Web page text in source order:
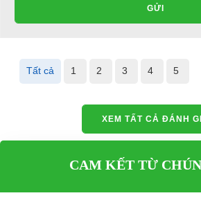
GỬI
Tất cả 1 2 3 4 5
XEM TẤT CẢ ĐÁNH
CAM KẾT TỪ